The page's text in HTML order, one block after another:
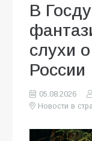
В
слухи
России
05.08.2026
Новости в